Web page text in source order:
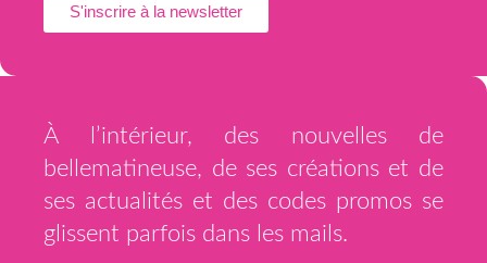
S'inscrire à la newsletter
À l’intérieur, des nouvelles de
bellematineuse, de ses créations et de
ses actualités et des codes promos se
glissent parfois dans les mails.